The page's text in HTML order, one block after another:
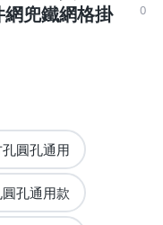
兜鐵網格掛
0
圓孔通用
孔通用款